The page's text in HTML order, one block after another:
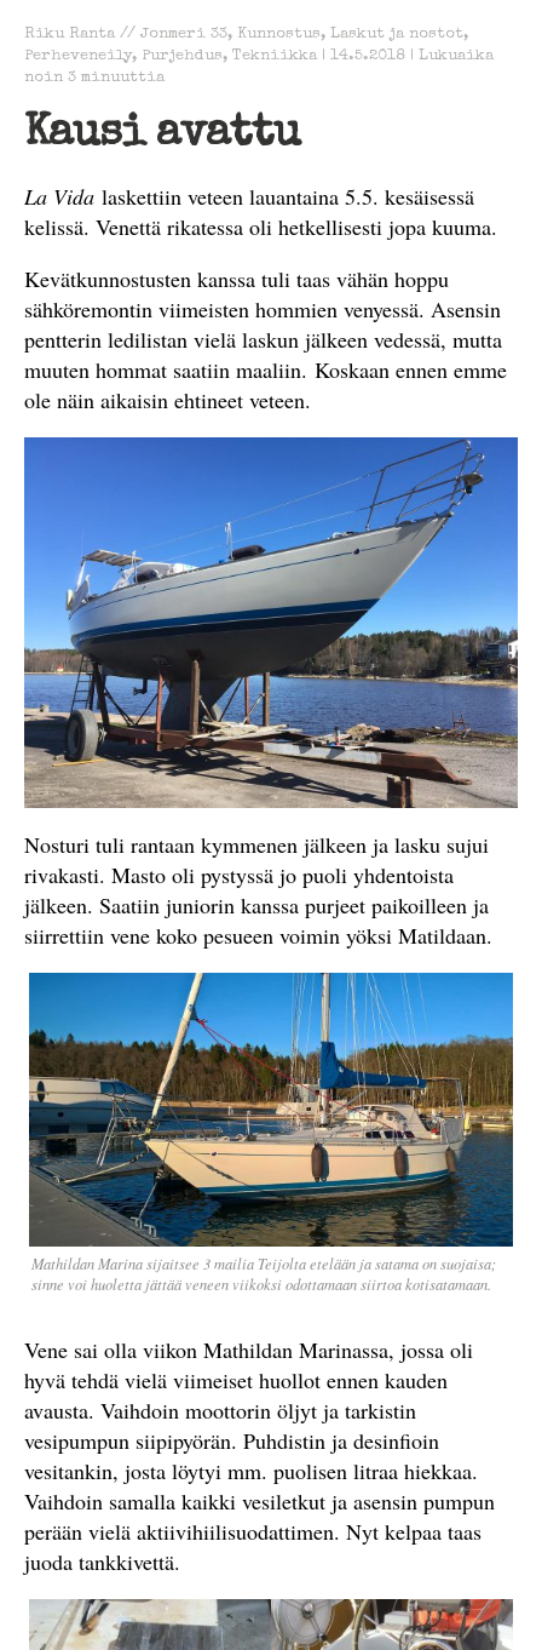
Riku Ranta // Jonmeri 33, Kunnostus, Laskut ja nostot,
Perheveneily, Purjehdus, Tekniikka | 14.5.2018 | Lukuaika
noin 3 minuuttia
Kausi avattu
La Vida laskettiin veteen lauantaina 5.5. kesäisessä
kelissä. Venettä rikatessa oli hetkellisesti jopa kuuma.
Kevätkunnostusten kanssa tuli taas vähän hoppu
sähköremontin viimeisten hommien venyessä. Asensin
pentterin ledilistan vielä laskun jälkeen vedessä, mutta
muuten hommat saatiin maaliin. Koskaan ennen emme
ole näin aikaisin ehtineet veteen.
Nosturi tuli rantaan kymmenen jälkeen ja lasku sujui
rivakasti. Masto oli pystyssä jo puoli yhdentoista
jälkeen. Saatiin juniorin kanssa purjeet paikoilleen ja
siirrettiin vene koko pesueen voimin yöksi Matildaan.
Mathildan Marina sijaitsee 3 mailia Teijolta etelään ja satama on suojaisa;
sinne voi huoletta jättää veneen viikoksi odottamaan siirtoa kotisatamaan.
Vene sai olla viikon Mathildan Marinassa, jossa oli
hyvä tehdä vielä viimeiset huollot ennen kauden
avausta. Vaihdoin moottorin öljyt ja tarkistin
vesipumpun siipipyörän. Puhdistin ja desinfioin
vesitankin, josta löytyi mm. puolisen litraa hiekkaa.
Vaihdoin samalla kaikki vesiletkut ja asensin pumpun
perään vielä aktiivihiilisuodattimen. Nyt kelpaa taas
juoda tankkivettä.